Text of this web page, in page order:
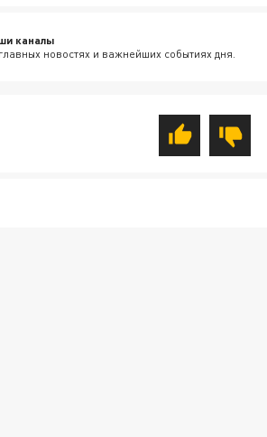
каналы
новостях и важнейших событиях дня.